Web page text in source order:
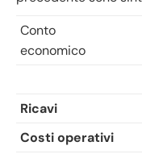
Conto
economico
Ricavi
Costi operativi